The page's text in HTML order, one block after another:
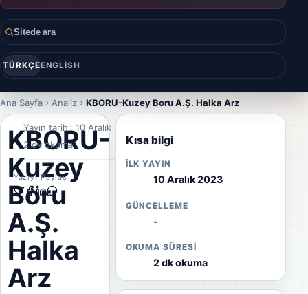
Sitede ara
TÜRKÇEENGLISH
Ana Sayfa Analiz KBORU-Kuzey Boru A.Ş. Halka Arz
KBORU-
Kuzey
Boru
A.Ş.
Halka
Arz
Yayın tarihi: 10 Aralık 2023
2 dk okuma
Yazıyı Paylaş
Kısa bilgi
İLK YAYIN
10 Aralık 2023
GÜNCELLEME
-
OKUMA SÜRESI
2 dk okuma